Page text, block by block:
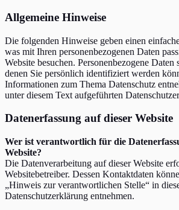
Allgemeine Hinweise
Die folgenden Hinweise geben einen
was mit Ihren personenbezogenen Daten
Website besuchen. Personenbezogene
denen Sie persönlich identifiziert werden
Informationen zum Thema Datenschutz
unter diesem Text aufgeführten
Datenerfassung auf dieser Website
Wer ist verantwortlich für die
Website?
Die Datenverarbeitung auf dieser Website
Websitebetreiber. Dessen Kontaktdaten
„Hinweis zur verantwortlichen Stelle“ in
Datenschutzerklärung entnehmen.